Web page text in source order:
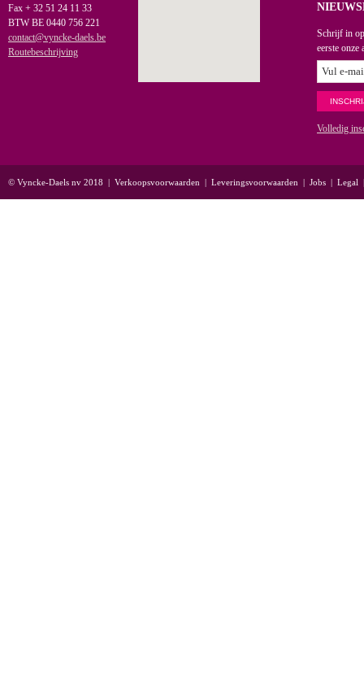
Fax + 32 51 24 11 33
BTW BE 0440 756 221
contact@vyncke-daels.be
Routebeschrijving
Schrijf in
eerste onze
Volledig
© Vyncke-Daels nv 2018 | Verkoopsvoorwaarden | Leveringsvoorwaarden | Jobs | Legal